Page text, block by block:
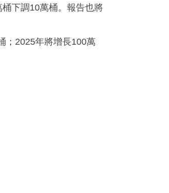
下調10萬桶。報告也將
；2025年將增長100萬